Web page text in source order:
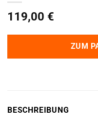
119,00 €
ZUM
BESCHREIBUNG